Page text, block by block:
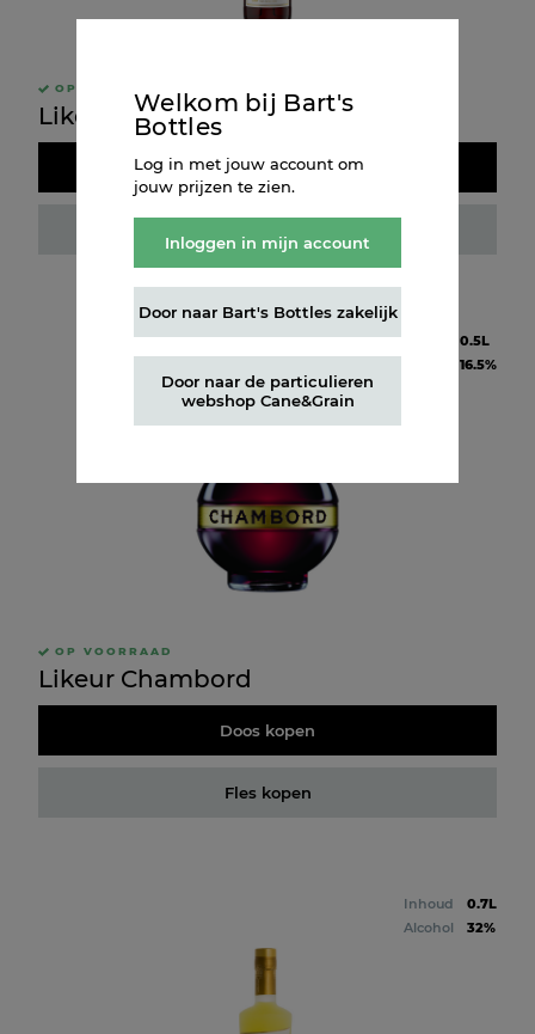
OP VOORRAAD
Likeur Pimm's No 1
Doos kopen
Inhoud
0.5L
16.5%
OP VOORRAAD
Likeur Chambord
Doos kopen
Fles kopen
Inhoud
0.7L
Alcohol
32%
Welkom bij Bart's
Bottles
Log in met jouw account om
jouw prijzen te zien.
Inloggen in mijn account
Door naar Bart's Bottles zakelijk
Door naar de particulieren
webshop Cane&Grain